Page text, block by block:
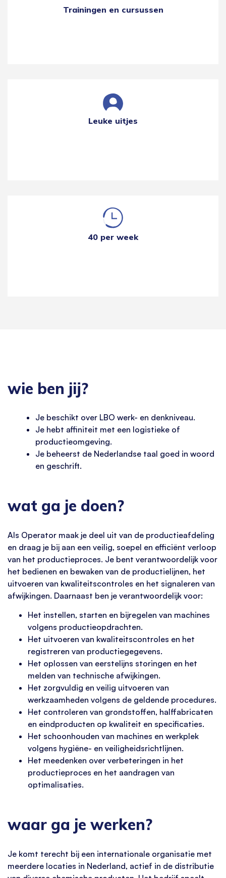
Trainingen en cursussen
Leuke uitjes
40 per week
wie ben jij?
Je beschikt over LBO werk- en denkniveau.
Je hebt affiniteit met een logistieke of
productieomgeving.
Je beheerst de Nederlandse taal goed in woord
en geschrift.
wat ga je doen?
Als Operator maak je deel uit van de productieafdeling
en draag je bij aan een veilig, soepel en efficiënt verloop
van het productieproces. Je bent verantwoordelijk voor
het bedienen en bewaken van de productielijnen, het
uitvoeren van kwaliteitscontroles en het signaleren van
afwijkingen. Daarnaast ben je verantwoordelijk voor:
Het instellen, starten en bijregelen van machines
volgens productieopdrachten.
Het uitvoeren van kwaliteitscontroles en het
registreren van productiegegevens.
Het oplossen van eerstelijns storingen en het
melden van technische afwijkingen.
Het zorgvuldig en veilig uitvoeren van
werkzaamheden volgens de geldende procedures.
Het controleren van grondstoffen, halffabricaten
en eindproducten op kwaliteit en specificaties.
Het schoonhouden van machines en werkplek
volgens hygiëne- en veiligheidsrichtlijnen.
Het meedenken over verbeteringen in het
productieproces en het aandragen van
optimalisaties.
waar ga je werken?
Je komt terecht bij een internationale organisatie met
meerdere locaties in Nederland, actief in de distributie